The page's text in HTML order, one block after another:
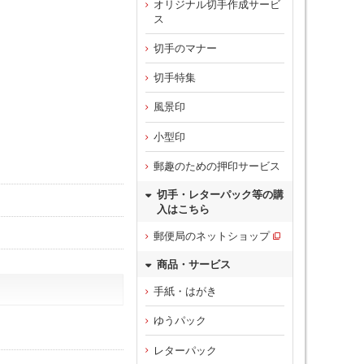
オリジナル切手作成サービ
ス
切手のマナー
切手特集
風景印
小型印
郵趣のための押印サービス
切手・レターパック等の購
入はこちら
郵便局のネットショップ
商品・サービス
手紙・はがき
ゆうパック
レターパック